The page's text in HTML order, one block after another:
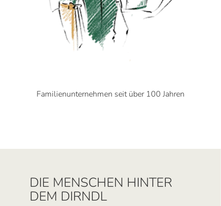
Familienunternehmen seit über 100 Jahren
DIE MENSCHEN HINTER
DEM DIRNDL